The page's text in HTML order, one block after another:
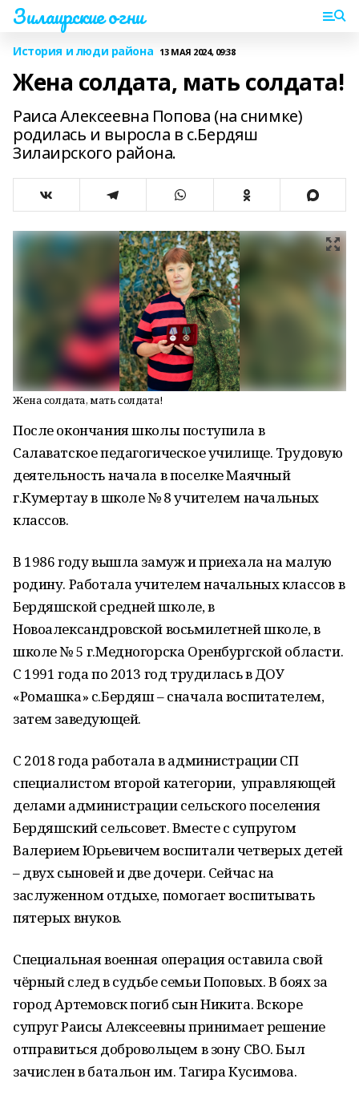
Зилаирские огни
История и люди района 13 МАЯ 2024, 09:38
Жена солдата, мать солдата!
Раиса Алексеевна Попова (на снимке)
родилась и выросла в с.Бердяш
Зилаирского района.
Жена солдата, мать солдата!
После окончания школы поступила в
Салаватское педагогическое училище. Трудовую
деятельность начала в поселке Маячный
г.Кумертау в школе № 8 учителем начальных
классов.
В 1986 году вышла замуж и приехала на малую
родину. Работала учителем начальных классов в
Бердяшской средней школе, в
Новоалександровской восьмилетней школе, в
школе № 5 г.Медногорска Оренбургской области.
С 1991 года по 2013 год трудилась в ДОУ
«Ромашка» с.Бердяш – сначала воспитателем,
затем заведующей.
С 2018 года работала в администрации СП
специалистом второй категории, управляющей
делами администрации сельского поселения
Бердяшский сельсовет. Вместе с супругом
Валерием Юрьевичем воспитали четверых детей
– двух сыновей и две дочери. Сейчас на
заслуженном отдыхе, помогает воспитывать
пятерых внуков.
Специальная военная операция оставила свой
чёрный след в судьбе семьи Поповых. В боях за
город Артемовск погиб сын Никита. Вскоре
супруг Раисы Алексеевны принимает решение
отправиться добровольцем в зону СВО. Был
зачислен в батальон им. Тагира Кусимова.